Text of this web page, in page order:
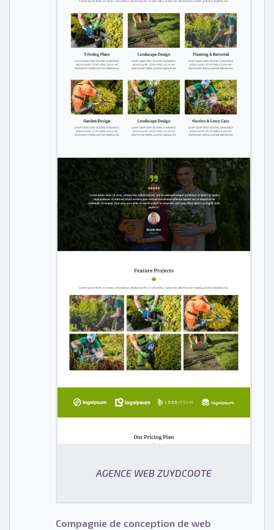
AGENCE WEB ZUYDCOOTE
Compagnie de conception de web